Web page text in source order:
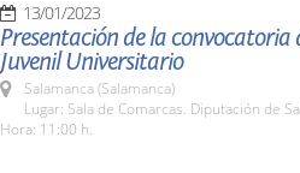
13/01/2023
Presentación de la convocatoria
Juvenil Universitario
Salamanca (Salamanca)
Lugar: Sala de Comarcas. Diputación de
Hora: 11:00 h.